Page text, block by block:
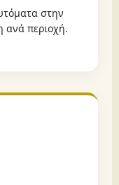
στην
ανά περιοχή.